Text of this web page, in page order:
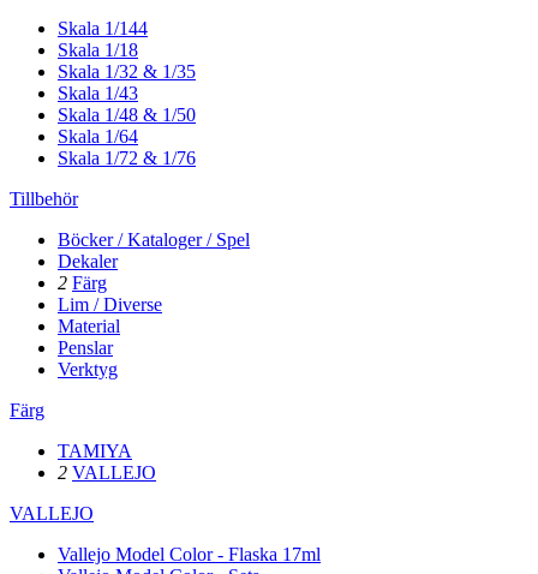
Skala 1/144
Skala 1/18
Skala 1/32 & 1/35
Skala 1/43
Skala 1/48 & 1/50
Skala 1/64
Skala 1/72 & 1/76
Tillbehör
Böcker / Kataloger / Spel
Dekaler
2 Färg
Lim / Diverse
Material
Penslar
Verktyg
Färg
TAMIYA
2 VALLEJO
VALLEJO
Vallejo Model Color - Flaska 17ml